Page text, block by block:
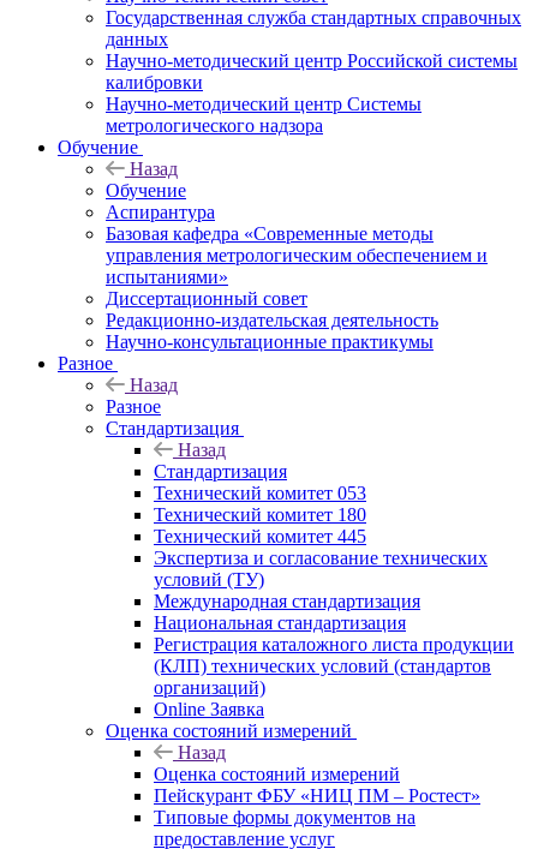
Государственная служба стандартных справочных
данных
Научно-методический центр Российской системы
калибровки
Научно-методический центр Системы
метрологического надзора
Обучение
Назад
Обучение
Аспирантура
Базовая кафедра «Современные методы
управления метрологическим обеспечением и
испытаниями»
Диссертационный совет
Редакционно-издательская деятельность
Научно-консультационные практикумы
Разное
Назад
Разное
Стандартизация
Назад
Стандартизация
Технический комитет 053
Технический комитет 180
Технический комитет 445
Экспертиза и согласование технических
условий (ТУ)
Международная стандартизация
Национальная стандартизация
Регистрация каталожного листа продукции
(КЛП) технических условий (стандартов
организаций)
Online Заявка
Оценка состояний измерений
Назад
Оценка состояний измерений
Пейскурант ФБУ «НИЦ ПМ – Ростест»
Типовые формы документов на
предоставление услуг